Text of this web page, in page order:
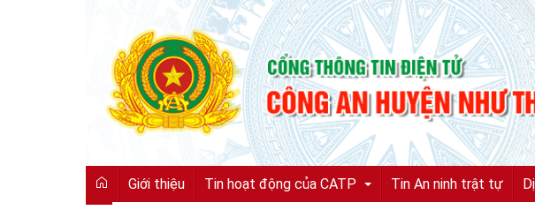
Giới thiệu Tin hoạt động của CATP Tin An ninh trật tự